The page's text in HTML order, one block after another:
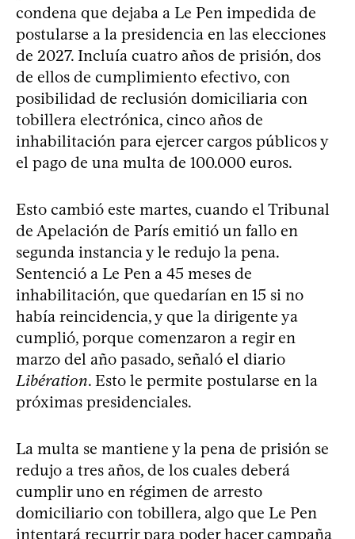
condena que dejaba a Le Pen impedida de
postularse a la presidencia en las elecciones
de 2027. Incluía cuatro años de prisión, dos
de ellos de cumplimiento efectivo, con
posibilidad de reclusión domiciliaria con
tobillera electrónica, cinco años de
inhabilitación para ejercer cargos públicos y
el pago de una multa de 100.000 euros.
Esto cambió este martes, cuando el Tribunal
de Apelación de París emitió un fallo en
segunda instancia y le redujo la pena.
Sentenció a Le Pen a 45 meses de
inhabilitación, que quedarían en 15 si no
había reincidencia, y que la dirigente ya
cumplió, porque comenzaron a regir en
marzo del año pasado, señaló el diario
Libération. Esto le permite postularse en la
próximas presidenciales.
La multa se mantiene y la pena de prisión se
redujo a tres años, de los cuales deberá
cumplir uno en régimen de arresto
domiciliario con tobillera, algo que Le Pen
intentará recurrir para poder hacer campaña